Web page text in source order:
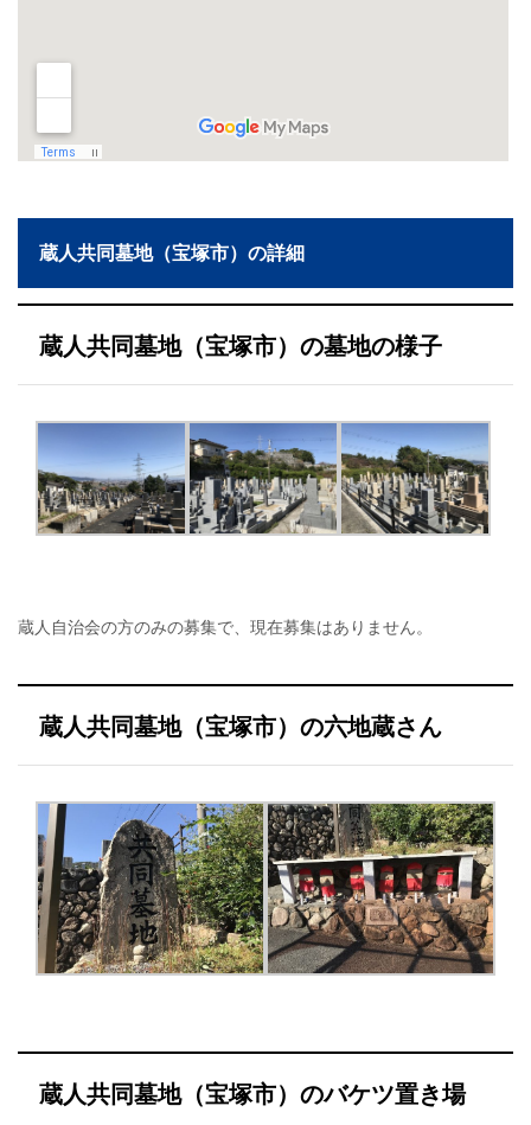
蔵人共同墓地（宝塚市）の詳細
蔵人共同墓地（宝塚市）の墓地の様子
蔵人自治会の方のみの募集で、現在募集はありません。
蔵人共同墓地（宝塚市）の六地蔵さん
蔵人共同墓地（宝塚市）のバケツ置き場